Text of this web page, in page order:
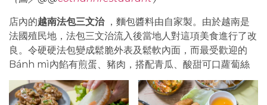
店內的越南法包三文治，麵包醬料由自家製。由於越南是
法國殖民地，法包三文治流入後當地人對這項美食進行了改
良。令硬硬法包變成鬆脆外表及鬆軟內面，而最受歡迎的
Bánh mì內餡有煎蛋、豬肉，搭配青瓜、酸甜可口蘿蔔絲